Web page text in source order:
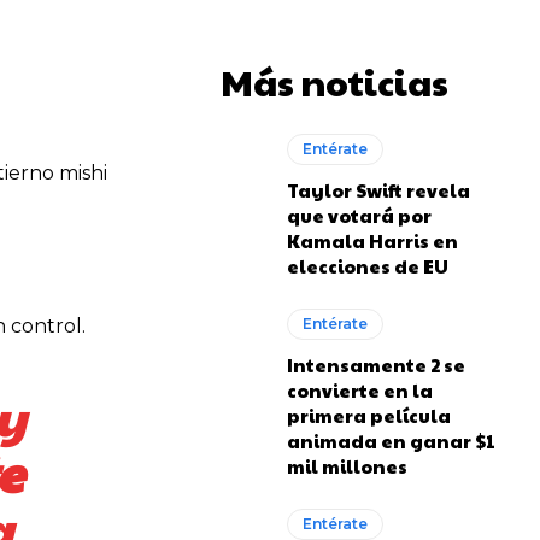
mishi
control.
Más noticias
Entérate
Taylor Swift revela
que votará por
Kamala Harris en
elecciones de EU
Entérate
Intensamente 2 se
convierte en la
primera película
animada en ganar $1
mil millones
Entérate